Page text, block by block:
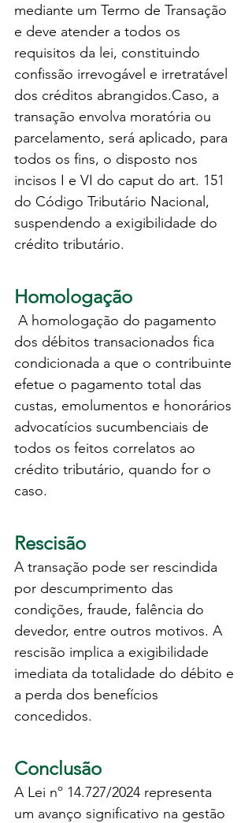
mediante um Termo de Transação
e deve atender a todos os
requisitos da lei, constituindo
confissão irrevogável e irretratável
dos créditos abrangidos.Caso, a
transação envolva moratória ou
parcelamento, será aplicado, para
todos os fins, o disposto nos
incisos I e VI do caput do art. 151
do Código Tributário Nacional,
suspendendo a exigibilidade do
crédito tributário.
Homologação
A homologação do pagamento
dos débitos transacionados fica
condicionada a que o contribuinte
efetue o pagamento total das
custas, emolumentos e honorários
advocatícios sucumbenciais de
todos os feitos correlatos ao
crédito tributário, quando for o
caso.
Rescisão
A transação pode ser rescindida
por descumprimento das
condições, fraude, falência do
devedor, entre outros motivos. A
rescisão implica a exigibilidade
imediata da totalidade do débito e
a perda dos benefícios
concedidos.
Conclusão
A Lei nº 14.727/2024 representa
um avanço significativo na gestão